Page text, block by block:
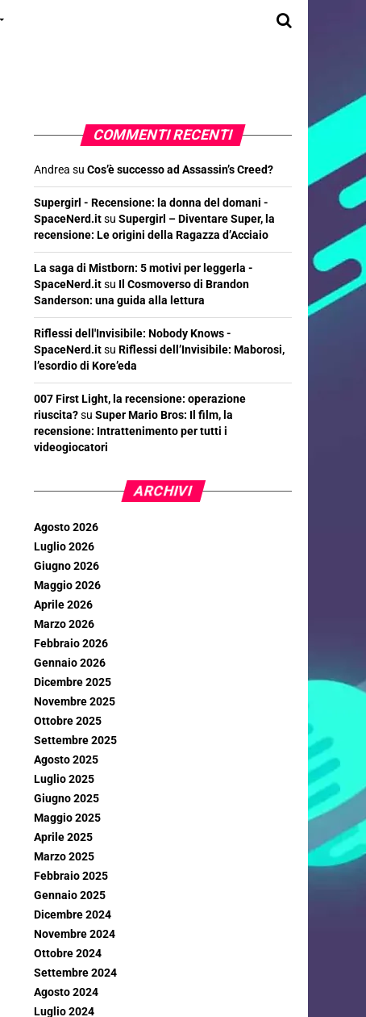
COMMENTI RECENTI
Andrea su Cos’è successo ad Assassin’s Creed?
Supergirl - Recensione: la donna del domani -
SpaceNerd.itsu Supergirl – Diventare Super, la
recensione: Le origini della Ragazza d’Acciaio
La saga di Mistborn: 5 motivi per leggerla -
SpaceNerd.itsu Il Cosmoverso di Brandon
Sanderson: una guida alla lettura
Riflessi dell'Invisibile: Nobody Knows -
SpaceNerd.itsu Riflessi dell’Invisibile: Maborosi,
l’esordio di Kore’eda
007 First Light, la recensione: operazione
riuscita?su Super Mario Bros: Il film, la
recensione: Intrattenimento per tutti i
videogiocatori
ARCHIVI
Agosto 2026
Luglio 2026
Giugno 2026
Maggio 2026
Aprile 2026
Marzo 2026
Febbraio 2026
Gennaio 2026
Dicembre 2025
Novembre 2025
Ottobre 2025
Settembre 2025
Agosto 2025
Luglio 2025
Giugno 2025
Maggio 2025
Aprile 2025
Marzo 2025
Febbraio 2025
Gennaio 2025
Dicembre 2024
Novembre 2024
Ottobre 2024
Settembre 2024
Agosto 2024
Luglio 2024